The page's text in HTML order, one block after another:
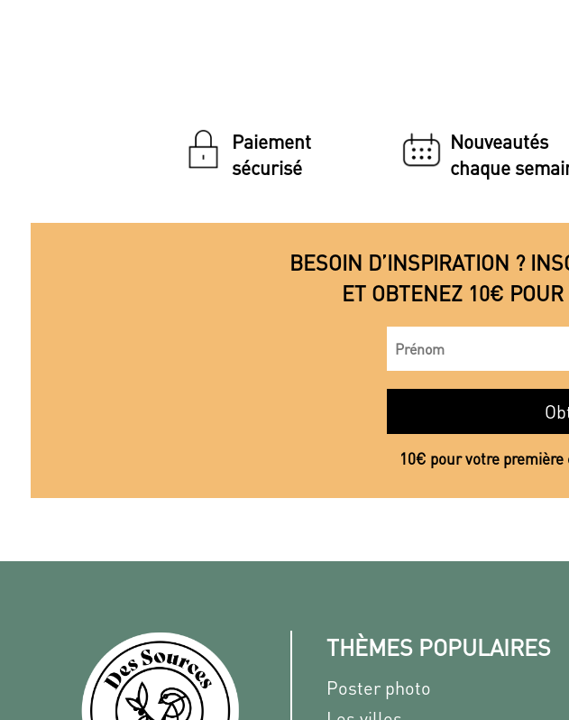
Paiement
sécurisé
Nouveautés
chaque
BESOIN D’INSPIRATION ?
ET OBTENEZ 10€
10€ pour votre
THÈMES POPULAIRES
Poster photo